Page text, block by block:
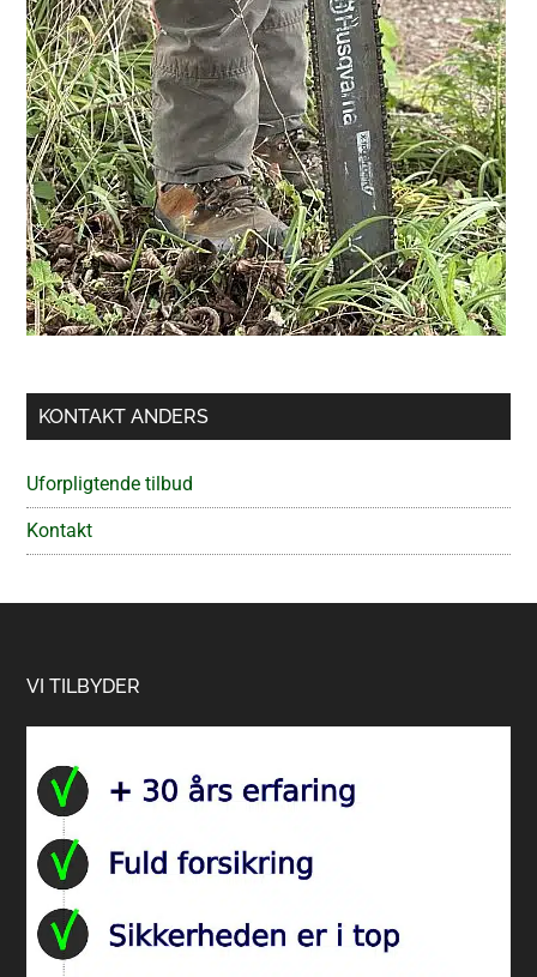
KONTAKT ANDERS
Uforpligtende tilbud
Kontakt
Footer
VI TILBYDER